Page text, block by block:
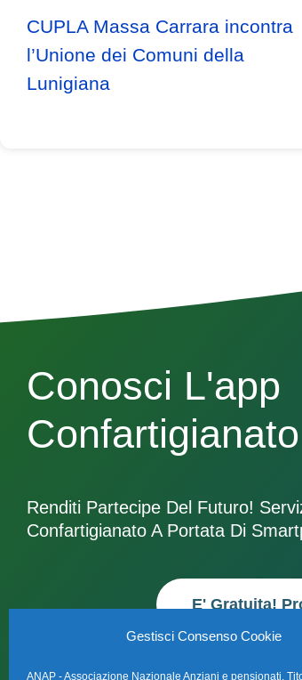
Gestisci Consenso Cookie
ANAP - Associazione Nazionale Anziani e pensionati,
CUPLA Massa Carrara incontra
l’Unione dei Comuni della
Lunigiana
Conosci L'app
Renditi Partecipe Del Futuro!
Confartigianato A Portata Di
E' Gratuita!